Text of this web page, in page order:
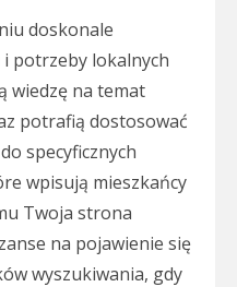
doskonale
potrzeby lokalnych
wiedzę na temat
potrafią dostosować
specyficznych
wpisują mieszkańcy
Twoja strona
na pojawienie się
wyszukiwania, gdy